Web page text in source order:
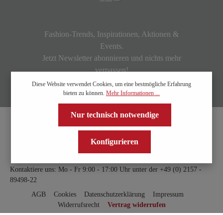
Fashion-Trends, Inspirationen, Aktionen &
Events.
Jetzt Newsletter abonnieren und nichts mehr
verpassen!
Kontaktiere uns: Mo - Fr 9:00 - 17:00 Uhr unter der +49 (0) 2157 -
89498-22
AGB
Cookies Datenschutzerklärung
Impressum
Widerrufsrecht
Vertrag widerrufen
Diese Website verwendet Cookies, um eine bestmögliche Erfahrung
bieten zu können. Mehr Informationen ...
Nur technisch notwendige
Konfigurieren